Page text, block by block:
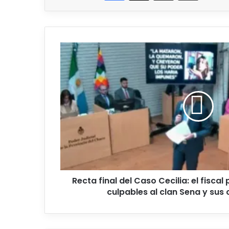
Recta
final
del
Caso
Cecilia:
el
fiscal
pidió
jurado
culpables
Recta final del Caso Cecilia: el
culpables al clan Sena y